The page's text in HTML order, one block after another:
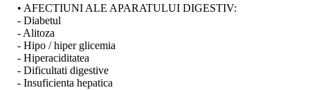
• AFECTIUNI ALE APARATULUI DIGESTIV:
- Diabetul
- Alitoza
- Hipo / hiper glicemia
- Hiperaciditatea
- Dificultati digestive
- Insuficienta hepatica